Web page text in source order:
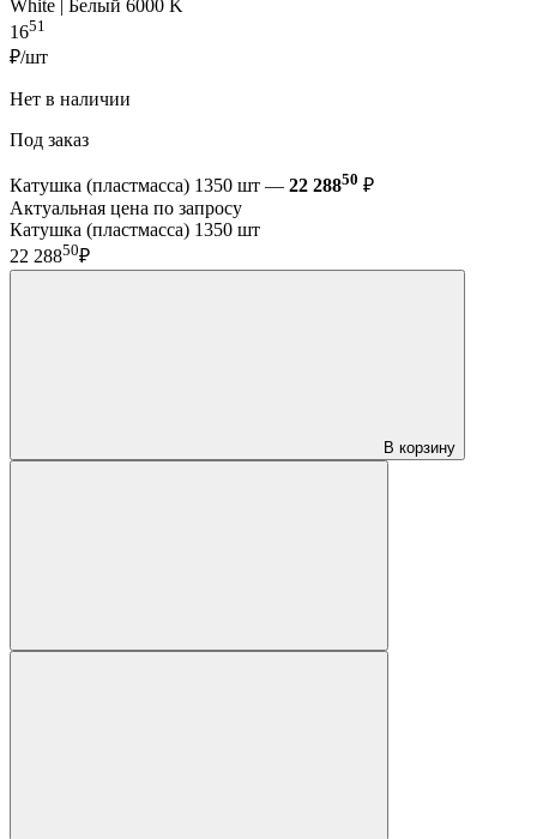
White | Белый 6000 K
1651
₽/шт
Нет в наличии
Под заказ
Катушка (пластмасса) 1350 шт — 22 28850 ₽
Актуальная цена по запросу
Катушка (пластмасса) 1350 шт
22 28850₽
В корзину